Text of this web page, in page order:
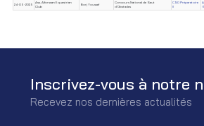
24-05-2025
Ass. Alforssan Equestrian
Club
Borj Youssef
Concours National de Saut
d'Obstacles
CSO Préparatoire
II
Inscrivez-vous à notre
Recevez nos dernières actualités